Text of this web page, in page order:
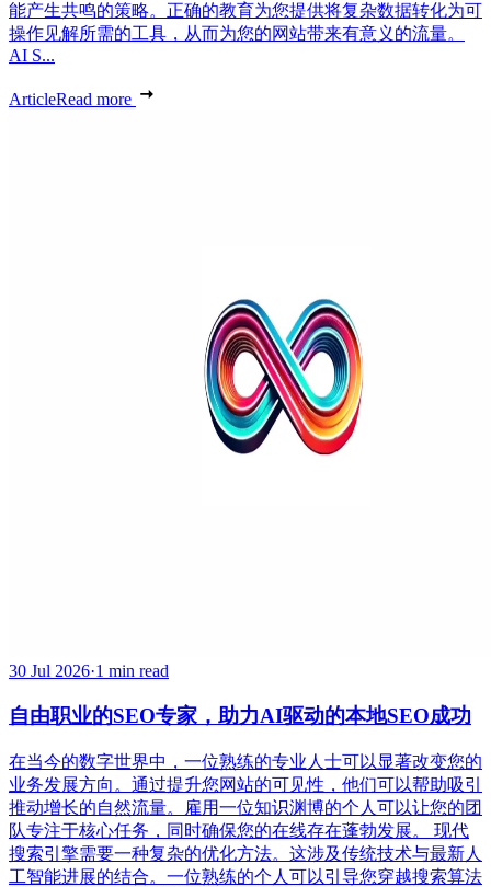
能产生共鸣的策略。正确的教育为您提供将复杂数据转化为可
操作见解所需的工具，从而为您的网站带来有意义的流量。
AI S...
ArticleRead more
30 Jul 2026·1 min read
自由职业的SEO专家，助力AI驱动的本地SEO成功
在当今的数字世界中，一位熟练的专业人士可以显著改变您的
业务发展方向。通过提升您网站的可见性，他们可以帮助吸引
推动增长的自然流量。雇用一位知识渊博的个人可以让您的团
队专注于核心任务，同时确保您的在线存在蓬勃发展。 现代
搜索引擎需要一种复杂的优化方法。这涉及传统技术与最新人
工智能进展的结合。一位熟练的个人可以引导您穿越搜索算法